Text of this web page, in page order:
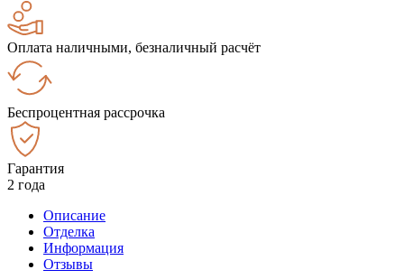
Оплата наличными, безналичный расчёт
Беспроцентная рассрочка
Гарантия
2 года
Описание
Отделка
Информация
Отзывы